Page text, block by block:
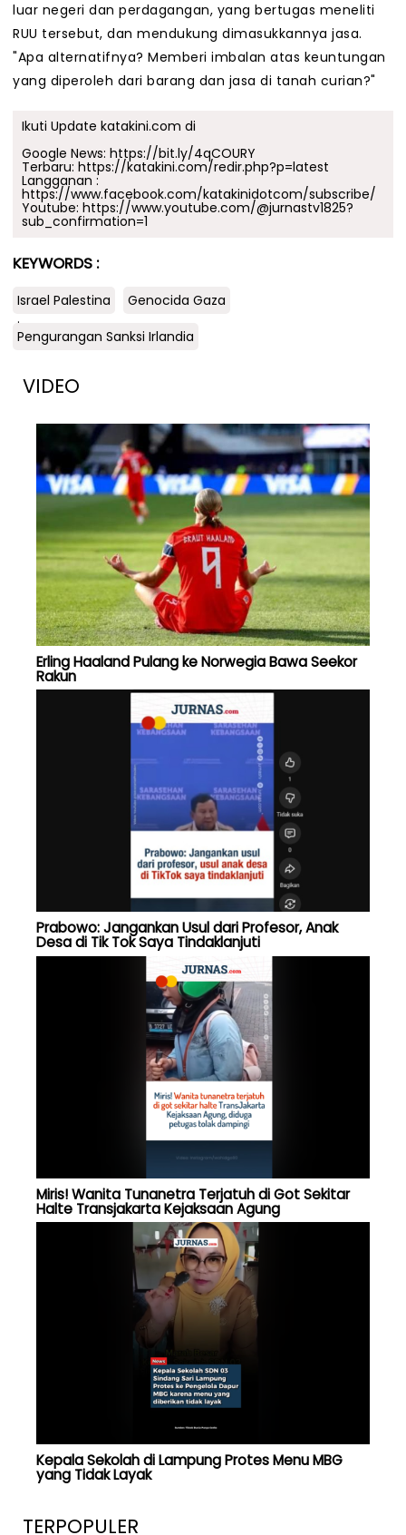
luar negeri dan perdagangan, yang bertugas meneliti
RUU tersebut, dan mendukung dimasukkannya jasa.
"Apa alternatifnya? Memberi imbalan atas keuntungan
yang diperoleh dari barang dan jasa di tanah curian?"
Ikuti Update katakini.com di
Google News: https://bit.ly/4qCOURY
Terbaru: https://katakini.com/redir.php?p=latest
Langganan :
https://www.facebook.com/katakinidotcom/subscribe/
Youtube: https://www.youtube.com/@jurnastv1825?
sub_confirmation=1
KEYWORDS :
Israel Palestina
Genocida Gaza
.
Pengurangan Sanksi Irlandia
VIDEO
Erling Haaland Pulang ke Norwegia Bawa Seekor
Rakun
Prabowo: Jangankan Usul dari Profesor, Anak
Desa di Tik Tok Saya Tindaklanjuti
Miris! Wanita Tunanetra Terjatuh di Got Sekitar
Halte Transjakarta Kejaksaan Agung
Kepala Sekolah di Lampung Protes Menu MBG
yang Tidak Layak
TERPOPULER